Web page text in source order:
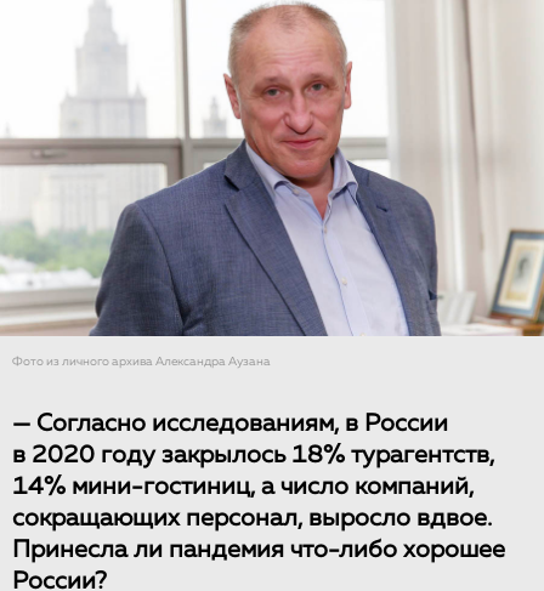
Фото из личного архива Александра Аузана
— Согласно исследованиям, в России
в 2020 году закрылось 18% турагентств,
14% мини-гостиниц, а число компаний,
сокращающих персонал, выросло вдвое.
Принесла ли пандемия что-либо хорошее
России?